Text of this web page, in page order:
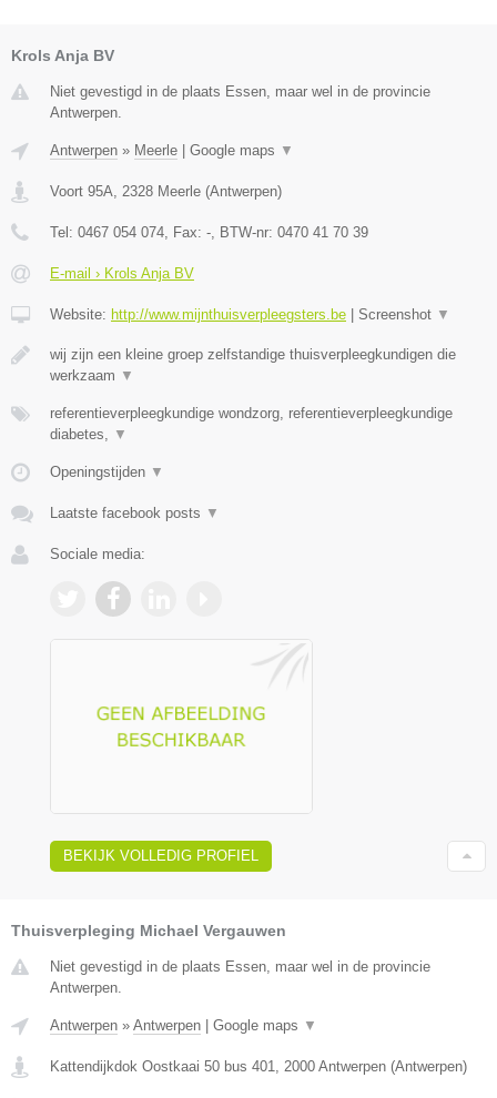
Krols Anja BV
Niet gevestigd in de plaats Essen, maar wel in de provincie
Antwerpen.
Antwerpen » Meerle Google maps ▼
Voort 95A 2328 Meerle (Antwerpen)
Tel: 0467 054 074 , Fax: - , BTW-nr: 0470 41 70 39
E-mail › Krols Anja BV
Website: http://www.mijnthuisverpleegsters.be Screenshot ▼
wij zijn een kleine groep zelfstandige thuisverpleegkundigen die
werkzaam ▼
referentieverpleegkundige wondzorg, referentieverpleegkundige
diabetes,
▼
Openingstijden ▼
Laatste facebook posts ▼
Sociale media:
BEKIJK VOLLEDIG PROFIEL
Thuisverpleging Michael Vergauwen
Niet gevestigd in de plaats Essen, maar wel in de provincie
Antwerpen.
Antwerpen » Antwerpen Google maps ▼
Kattendijkdok Oostkaai 50 bus 401, 2000 Antwerpen (Antwerpen)